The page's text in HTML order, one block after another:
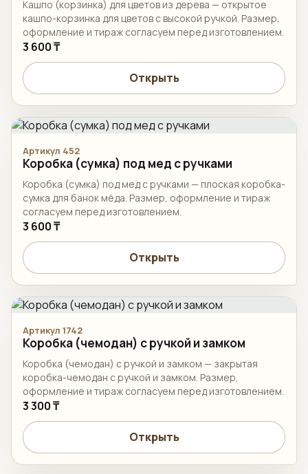
Кашпо (корзинка) для цветов из дерева — открытое
кашпо-корзинка для цветов с высокой ручкой. Размер,
оформление и тираж согласуем перед изготовлением.
3 600 ₸
Открыть
Артикул 452
Коробка (сумка) под мед с ручками
Коробка (сумка) под мед с ручками — плоская коробка-
сумка для банок мёда. Размер, оформление и тираж
согласуем перед изготовлением.
3 600 ₸
Открыть
Артикул 1742
Коробка (чемодан) с ручкой и замком
Коробка (чемодан) с ручкой и замком — закрытая
коробка-чемодан с ручкой и замком. Размер,
оформление и тираж согласуем перед изготовлением.
3 300 ₸
Открыть